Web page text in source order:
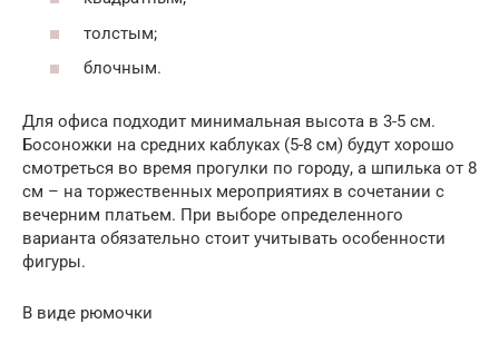
толстым;
блочным.
Для офиса подходит минимальная высота в 3-5 см.
Босоножки на средних каблуках (5-8 см) будут хорошо
смотреться во время прогулки по городу, а шпилька от 8
см – на торжественных мероприятиях в сочетании с
вечерним платьем. При выборе определенного
варианта обязательно стоит учитывать особенности
фигуры.
В виде рюмочки